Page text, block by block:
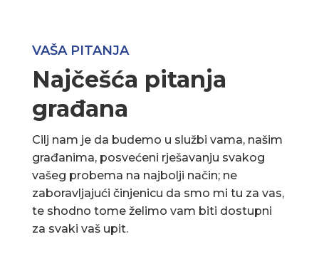
VAŠA PITANJA
Najčešća pitanja
građana
Cilj nam je da budemo u službi vama, našim
građanima, posvećeni rješavanju svakog
vašeg probema na najbolji način; ne
zaboravljajući činjenicu da smo mi tu za vas,
te shodno tome želimo vam biti dostupni
za svaki vaš upit.